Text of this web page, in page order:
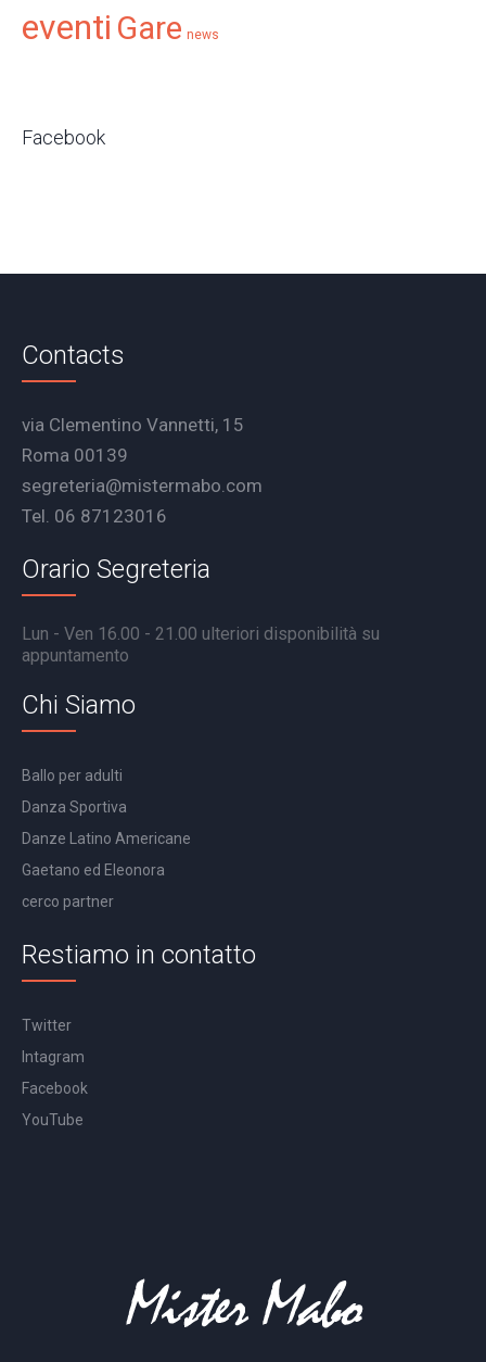
eventi Gare news
Facebook
Contacts
via Clementino Vannetti, 15
Roma 00139
segreteria@mistermabo.com
Tel. 06 87123016
Orario Segreteria
Lun - Ven 16.00 - 21.00 ulteriori disponibilità su
appuntamento
Chi Siamo
Ballo per adulti
Danza Sportiva
Danze Latino Americane
Gaetano ed Eleonora
cerco partner
Restiamo in contatto
Twitter
Intagram
Facebook
YouTube